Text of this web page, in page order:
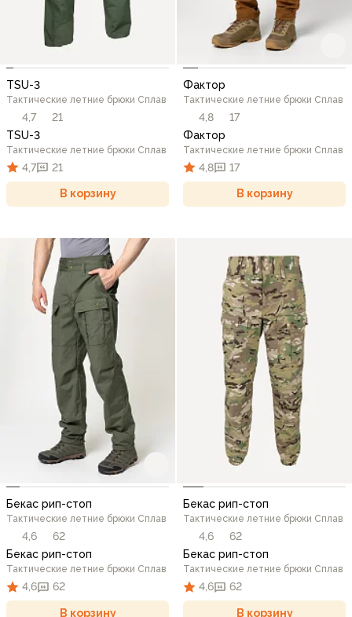
TSU-3
Тактические летние брюки Сплав
4,7
21
TSU-3
Тактические летние брюки Сплав
4,7 21
В корзину
Фактор
Тактические летние брюки Сплав
4,8
17
Фактор
Тактические летние брюки Сплав
4,8 17
В корзину
Бекас рип-стоп
Тактические летние брюки Сплав
4,6
62
Бекас рип-стоп
Тактические летние брюки Сплав
4,6 62
В корзину
Бекас рип-стоп
Тактические летние брюки Сплав
4,6
62
Бекас рип-стоп
Тактические летние брюки Сплав
4,6 62
В корзину